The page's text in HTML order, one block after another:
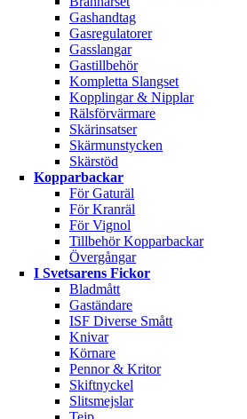
Gashandtag
Gasregulatorer
Gasslangar
Gastillbehör
Kompletta Slangset
Kopplingar & Nipplar
Rälsförvärmare
Skärinsatser
Skärmunstycken
Skärstöd
Kopparbackar
För Gaturäl
För Kranräl
För Vignol
Tillbehör Kopparbackar
Övergångar
I Svetsarens Fickor
Bladmått
Gaständare
ISF Diverse Smått
Knivar
Körnare
Pennor & Kritor
Skiftnyckel
Slitsmejslar